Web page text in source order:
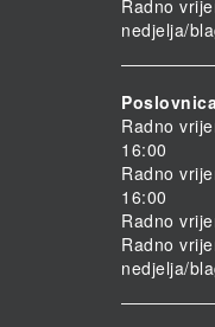
Radno
nedjelja/
Radno
16:00
Radno
16:00
Radno
Radno
nedjelja/